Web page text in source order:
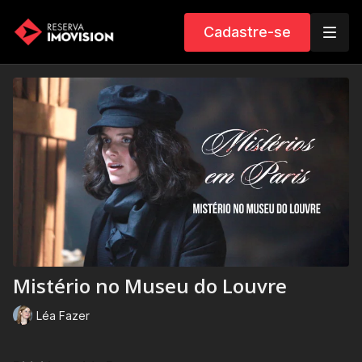
Cadastre-se
Mistério no Museu do Louvre
Léa Fazer